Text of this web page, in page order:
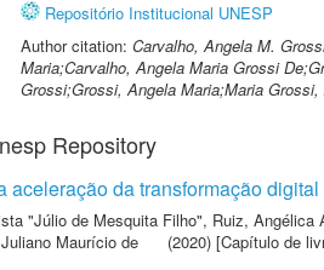
Repositório Institucional UNESP
Author citation: Carvalho, Angela M.
Maria;Carvalho, Angela Maria Grossi
Grossi;Grossi, Angela Maria;Maria Grossi,
Repository
aceleração da transformação
"Júlio de Mesquita Filho", Ruiz, Angélica
Maurício de (2020) [Capítulo de